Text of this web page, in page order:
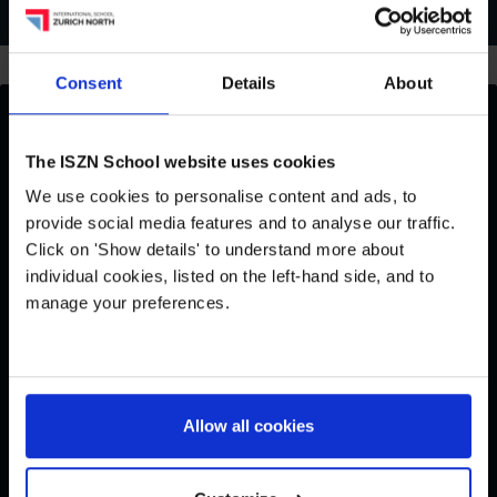
Consent Details About
The ISZN School website uses cookies
We use cookies to personalise content and ads, to
provide social media features and to analyse our traffic.
Click on 'Show details' to understand more about
individual cookies, listed on the left-hand side, and to
manage your preferences.
Allow all cookies
Meiner Erfahrung nach
ist die Qualität und
Professionalität der
Lehrpersonen an der
gehen jederzeit auf
meine Tochter ein,
fordern sie akademisch